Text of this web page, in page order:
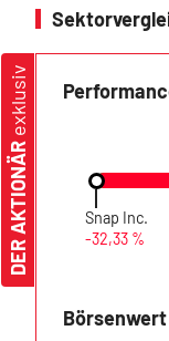
Snap Inc.
-32,33 %
Börsenwert
DER AKTIONÄR
exklusiv